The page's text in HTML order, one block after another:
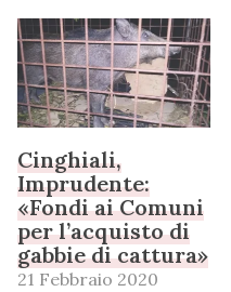
Cinghiali,
Imprudente:
«Fondi ai Comuni
per l’acquisto di
gabbie di cattura»
21 Febbraio 2020